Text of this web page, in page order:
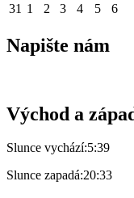
31 1 2 3 4 5 6
Napište nám
Východ a
Slunce vychází:5:39
Slunce zapadá:20:33